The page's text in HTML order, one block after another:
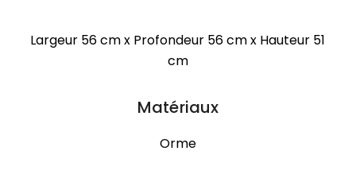
Largeur 56 cm x Profondeur 56 cm x Hauteur 51
cm
Matériaux
Orme